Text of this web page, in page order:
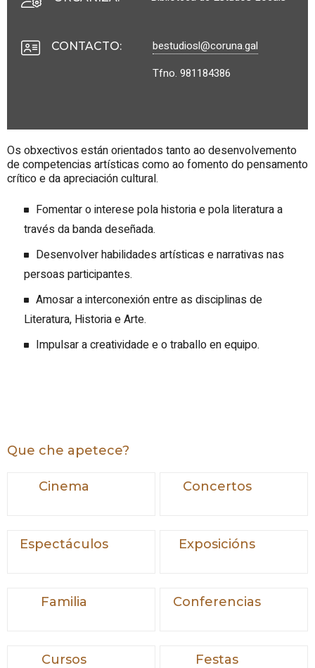
CONTACTO:
bestudiosl@coruna.gal
Tfno. 981184386
Os obxectivos están orientados tanto ao desenvolvemento
de competencias artísticas como ao fomento do pensamento
crítico e da apreciación cultural.
Fomentar o interese pola historia e pola literatura a
través da banda deseñada.
Desenvolver habilidades artísticas e narrativas nas
persoas participantes.
Amosar a interconexión entre as disciplinas de
Literatura, Historia e Arte.
Impulsar a creatividade e o traballo en equipo.
Que che apetece?
Cinema Concertos
Espectáculos Exposicións
Familia Conferencias
Cursos Festas